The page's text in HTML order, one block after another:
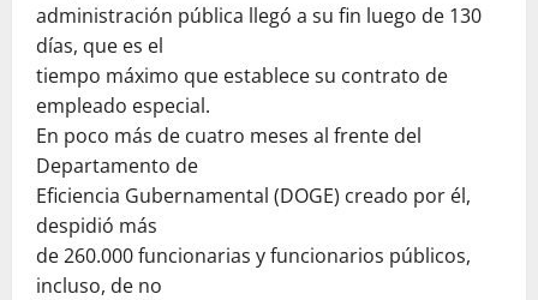
administración pública llegó a su fin luego de 130
días, que es el
tiempo máximo que establece su contrato de
empleado especial.
En poco más de cuatro meses al frente del
Departamento de
Eficiencia Gubernamental (DOGE) creado por él,
despidió más
de 260.000 funcionarias y funcionarios públicos,
incluso, de no